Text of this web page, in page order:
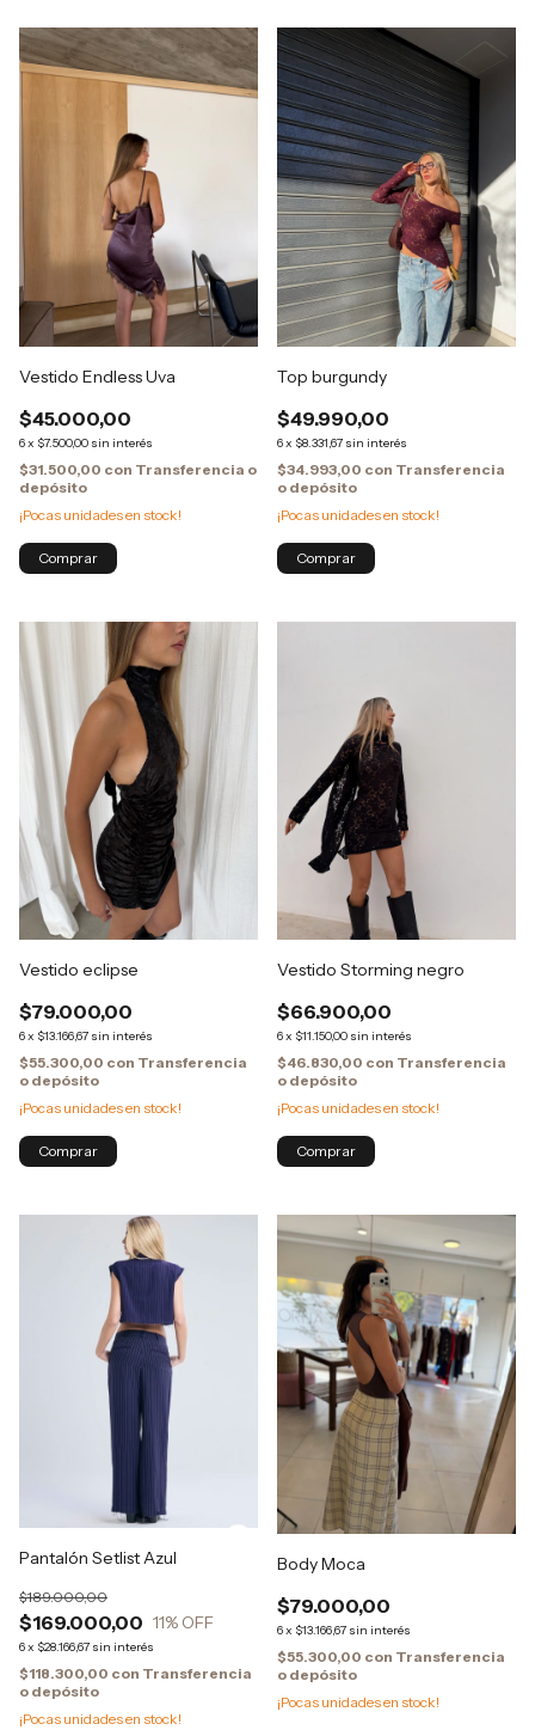
Vestido Endless Uva
$45.000,00
6x $7.500,00 sin interés
$31.500,00 con Transferencia o
depósito
¡Pocas unidades en stock!
Comprar
Top burgundy
$49.990,00
6x $8.331,67 sin interés
$34.993,00 con Transferencia
o depósito
¡Pocas unidades en stock!
Vestido eclipse
$79.000,00
6x $13.166,67 sin interés
$55.300,00 con Transferencia
o depósito
¡Pocas unidades en stock!
Vestido Storming negro
$66.900,00
6x $11.150,00 sin interés
$46.830,00 con Transferencia
o depósito
¡Pocas unidades en stock!
Comprar
Pantalón Setlist Azul
$169.000,00
$189.000,00
11% OFF
6x $28.166,67 sin interés
$118.300,00 con Transferencia
o depósito
¡Pocas unidades en stock!
Body Moca
$79.000,00
6x $13.166,67 sin interés
$55.300,00 con Transferencia
o depósito
¡Pocas unidades en stock!